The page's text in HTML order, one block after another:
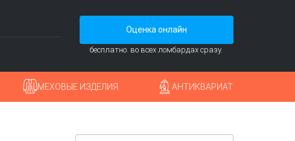
Оценка онлайн
бесплатно. во всех ломбардах сразу.
МЕХОВЫЕ ИЗДЕЛИЯ АНТИКВАРИАТ